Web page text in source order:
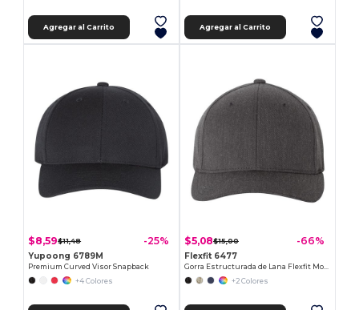
Agregar al Carrito Agregar al Carrito
$8,59$11,48 -25%
Yupoong 6789M
Premium Curved Visor Snapback
+4 Colores
$5,08$15,00 -66%
Flexfit 6477
+2 Colores